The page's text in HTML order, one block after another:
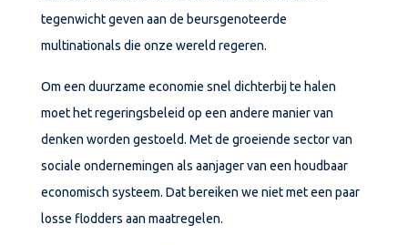
tegenwicht geven aan de beursgenoteerde
multinationals die onze wereld regeren.
Om een duurzame economie snel dichterbij te halen
moet het regeringsbeleid op een andere manier van
denken worden gestoeld. Met de groeiende sector van
sociale ondernemingen als aanjager van een houdbaar
economisch systeem. Dat bereiken we niet met een paar
losse flodders aan maatregelen.